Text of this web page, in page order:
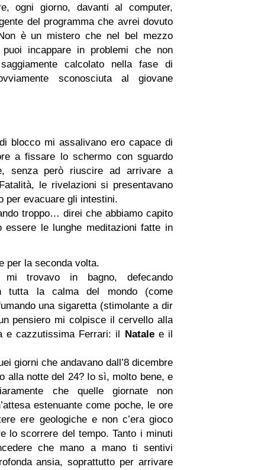
ogni giorno, davanti al computer,
del programma che avrei dovuto
è un mistero che nel bel mezzo
puoi incappare in problemi che non
calcolato nella fase di
sconosciuta al giovane
blocco mi assalivano ero capace di
a fissare lo schermo con sguardo
senza però riuscire ad arrivare a
le rivelazioni si presentavano
per evacuare gli intestini.
troppo… direi che abbiamo capito
essere le lunghe meditazioni fatte in
per la seconda volta.
mi trovavo in bagno, defecando
tutta la calma del mondo (come
una sigaretta (stimolante a dir
pensiero mi colpisce il cervello alla
e cazzutissima Ferrari: il Natalee il
giorni che andavano dall’8 dicembre
alla notte del 24? Io sì, molto bene, e
che quelle giornate non
estenuante come poche, le ore
ere geologiche e non c’era gioco
lo scorrere del tempo. Tanto i minuti
che mano a mano ti sentivi
ansia, soprattutto per arrivare